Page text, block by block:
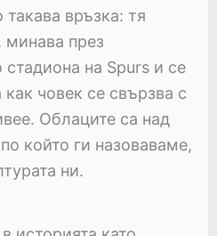
връзка: тя
минава през
на Spurs и се
човек се свързва с
Облаците са над
който ги назоваваме,
ни.